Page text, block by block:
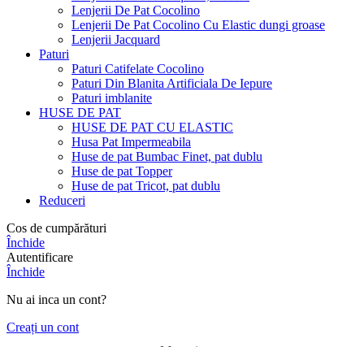
Lenjerii De Pat Cocolino
Lenjerii De Pat Cocolino Cu Elastic dungi groase
Lenjerii Jacquard
Paturi
Paturi Catifelate Cocolino
Paturi Din Blanita Artificiala De Iepure
Paturi imblanite
HUSE DE PAT
HUSE DE PAT CU ELASTIC
Husa Pat Impermeabila
Huse de pat Bumbac Finet, pat dublu
Huse de pat Topper
Huse de pat Tricot, pat dublu
Reduceri
Cos de cumpărături
Închide
Autentificare
Închide
Nu ai inca un cont?
Creați un cont